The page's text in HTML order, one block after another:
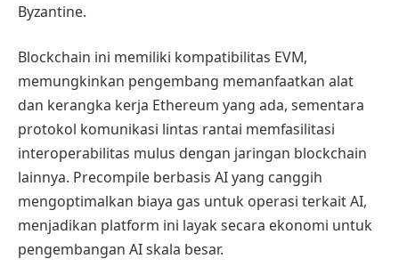
Byzantine.
Blockchain ini memiliki kompatibilitas EVM,
memungkinkan pengembang memanfaatkan alat
dan kerangka kerja Ethereum yang ada, sementara
protokol komunikasi lintas rantai memfasilitasi
interoperabilitas mulus dengan jaringan blockchain
lainnya. Precompile berbasis AI yang canggih
mengoptimalkan biaya gas untuk operasi terkait AI,
menjadikan platform ini layak secara ekonomi untuk
pengembangan AI skala besar.